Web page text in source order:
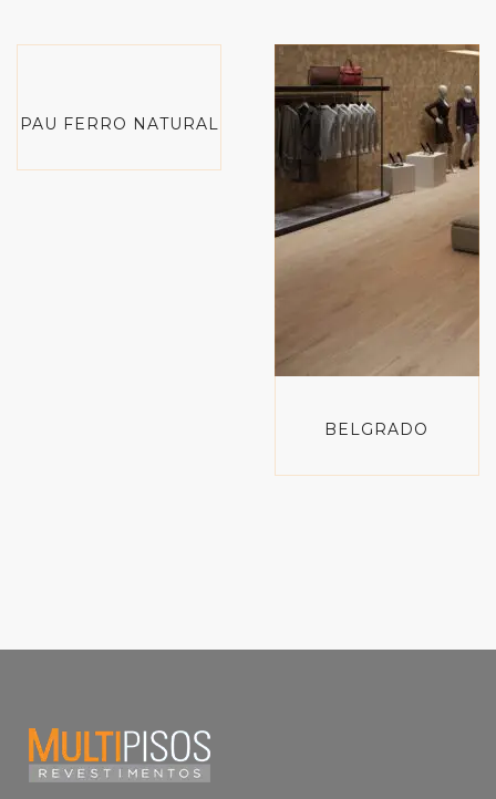
PAU FERRO NATURAL
BELGRADO